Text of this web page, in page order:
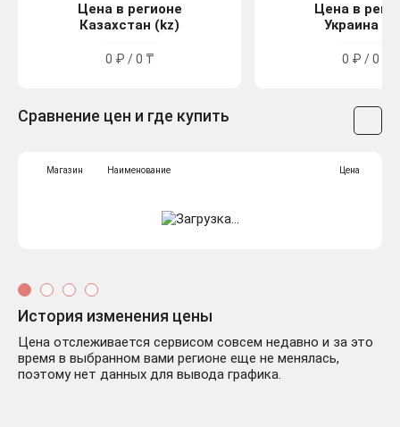
Цена в регионе
Казахстан (kz)
0 ₽ / 0 ₸
Цена в
Украина
0 ₽ / 0 ₴
Сравнение цен и где купить
Магазин Наименование Цена
История изменения цены
Цена отслеживается сервисом совсем недавно и за это
время в выбранном вами регионе еще не менялась,
поэтому нет данных для вывода графика.